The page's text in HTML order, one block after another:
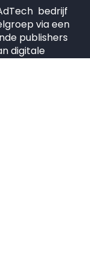
bedrijf
via een
publishers
digitale